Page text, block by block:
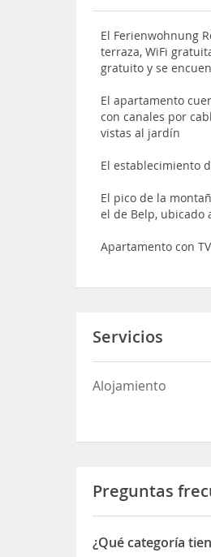
El Ferienwohnung
terraza, WiFi
gratuito y se
El apartamento
con canales por
vistas al jardín
El establecimiento
El pico de la
el de Belp, ubicado
Apartamento con
Servicios
Alojamiento
Preguntas
¿Qué categoría